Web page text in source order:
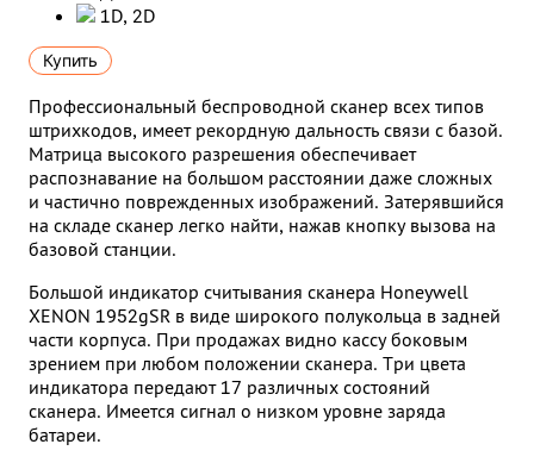
1D, 2D
Купить
Профессиональный беспроводной сканер всех типов
штрихкодов, имеет рекордную дальность связи с базой.
Матрица высокого разрешения обеспечивает
распознавание на большом расстоянии даже сложных
и частично поврежденных изображений. Затерявшийся
на складе сканер легко найти, нажав кнопку вызова на
базовой станции.
Большой индикатор считывания сканера Honeywell
XENON 1952gSR в виде широкого полукольца в задней
части корпуса. При продажах видно кассу боковым
зрением при любом положении сканера. Три цвета
индикатора передают 17 различных состояний
сканера. Имеется сигнал о низком уровне заряда
батареи.